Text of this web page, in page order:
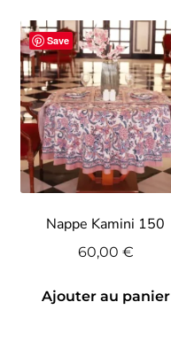
Save
Nappe Kamini 150
60,00 €
Ajouter au panier